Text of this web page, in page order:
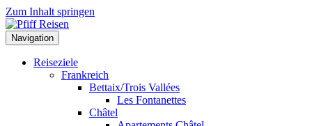
Zum Inhalt springen
Navigation
Reiseziele
Frankreich
Bettaix/Trois Vallées
Les Fontanettes
Châtel